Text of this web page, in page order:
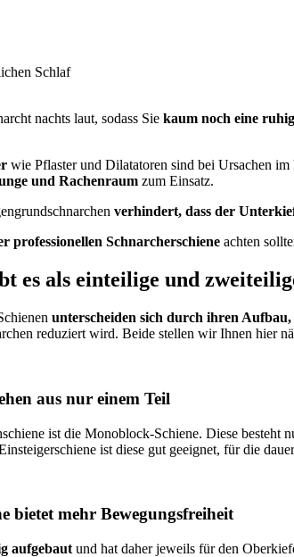
Schlaf
nachts laut, sodass Sie kaum noch eine
wie Pflaster und Dilatatoren sind bei Ursachen
und Rachenraum zum Einsatz.
verhindert, dass der
professionellen Schnarcherschiene achten
es als einteilige und
unterscheiden sich durch ihren
reduziert wird. Beide stellen wir Ihnen hier
aus nur einem Teil
ist die Monoblock-Schiene. Diese besteht
ist diese gut geeignet, für die
bietet mehr Bewegungsfreiheit
aufgebaut und hat daher jeweils für den